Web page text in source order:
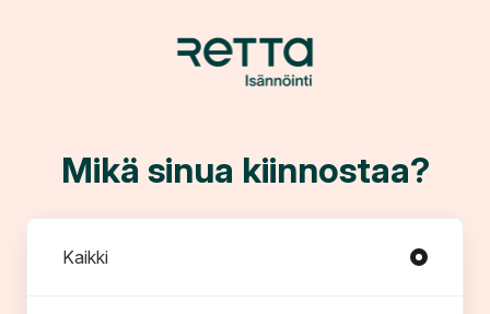
Mikä sinua kiinnostaa?
Kaikki